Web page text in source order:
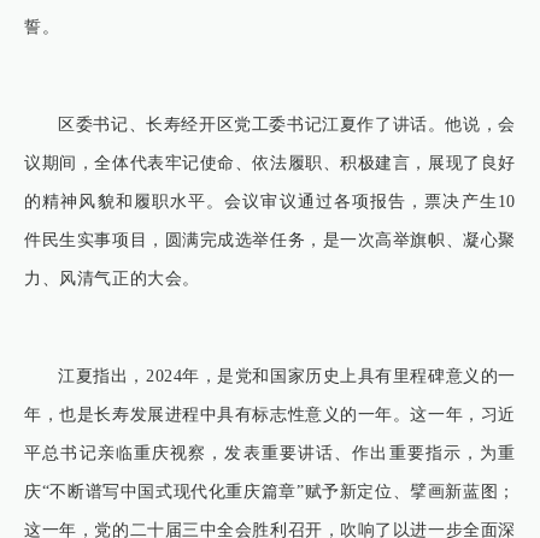
誓。
区委书记、长寿经开区党工委书记江夏作了讲话。他说，会
议期间，全体代表牢记使命、依法履职、积极建言，展现了良好
的精神风貌和履职水平。会议审议通过各项报告，票决产生10
件民生实事项目，圆满完成选举任务，是一次高举旗帜、凝心聚
力、风清气正的大会。
江夏指出，2024年，是党和国家历史上具有里程碑意义的一
年，也是长寿发展进程中具有标志性意义的一年。这一年，习近
平总书记亲临重庆视察，发表重要讲话、作出重要指示，为重
庆“不断谱写中国式现代化重庆篇章”赋予新定位、擘画新蓝图；
这一年，党的二十届三中全会胜利召开，吹响了以进一步全面深